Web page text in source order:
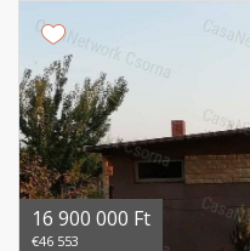
16 900 000 Ft
€46 553